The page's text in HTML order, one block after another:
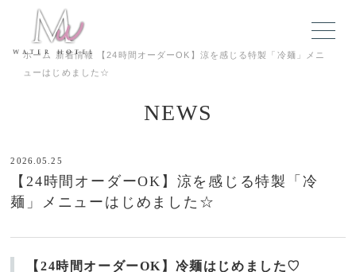
ホーム 新着情報
【24時間オーダーOK】涼を感じる特製「冷麺」メニ
ューはじめました☆
NEWS
2026.05.25
【24時間オーダーOK】涼を感じる特製「冷
麺」メニューはじめました☆
【24時間オーダーOK】冷麺はじめました♡